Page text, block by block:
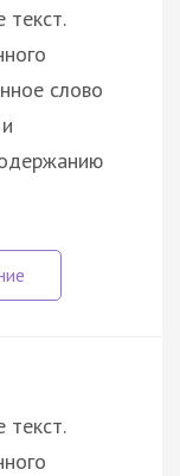
слово